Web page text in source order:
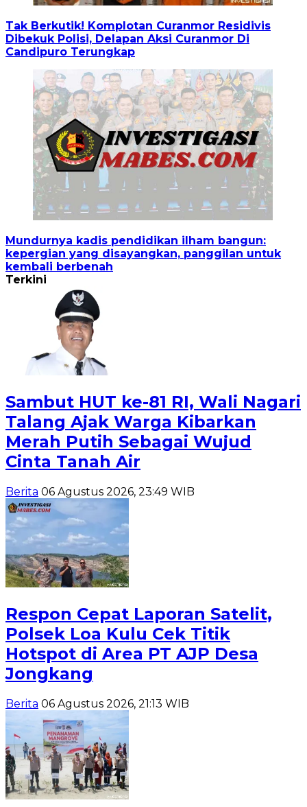
Tak Berkutik! Komplotan Curanmor Residivis
Dibekuk Polisi, Delapan Aksi Curanmor Di
Candipuro Terungkap
Mundurnya kadis pendidikan ilham bangun:
kepergian yang disayangkan, panggilan untuk
kembali berbenah
Terkini
Sambut HUT ke-81 RI, Wali Nagari
Talang Ajak Warga Kibarkan
Merah Putih Sebagai Wujud
Cinta Tanah Air
Berita 06 Agustus 2026, 23:49 WIB
Respon Cepat Laporan Satelit,
Polsek Loa Kulu Cek Titik
Hotspot di Area PT AJP Desa
Jongkang
Berita 06 Agustus 2026, 21:13 WIB